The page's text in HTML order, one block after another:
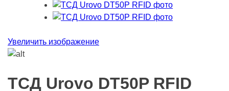
Увеличить изображение
ТСД Urovo DT50P RFID